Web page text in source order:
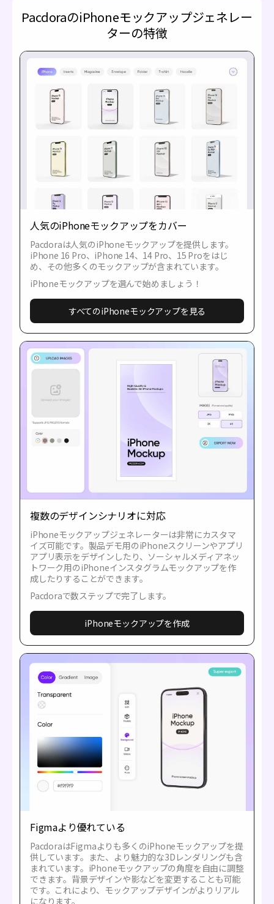
PacdoraのiPhoneモックアップジェネレー
ターの特徴
人気のiPhoneモックアップをカバー
Pacdoraは人気のiPhoneモックアップを提供します。
iPhone 16 Pro、iPhone 14、14 Pro、15 Proをはじ
め、その他多くのモックアップが含まれています。
iPhoneモックアップを選んで始めましょう！
すべてのiPhoneモックアップを見る
複数のデザインシナリオに対応
iPhoneモックアップジェネレーターは非常にカスタマ
イズ可能です。製品デモ用のiPhoneスクリーンやアプリ
アプリ表示をデザインしたり、ソーシャルメディアネッ
トワーク用のiPhoneインスタグラムモックアップを作
成したりすることができます。
Pacdoraで数ステップで完了します。
iPhoneモックアップを作成
Figmaより優れている
PacdoraはFigmaよりも多くのiPhoneモックアップを提
供しています。また、より魅力的な3Dレンダリングも含
まれています。iPhoneモックアップの角度を自由に調整
できます。背景デザインや影などを変更することも可能
です。これにより、モックアップデザインがよりリアル
になります。